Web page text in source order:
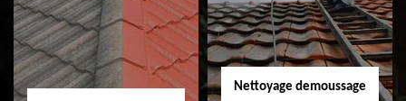
ravalement de
façade 31
Nettoyage demoussage